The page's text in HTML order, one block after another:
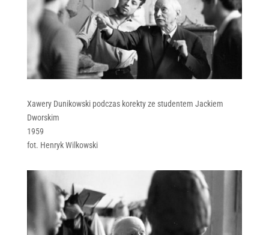
Xawery Dunikowski podczas korekty ze studentem Jackiem
Dworskim
1959
fot. Henryk Wilkowski